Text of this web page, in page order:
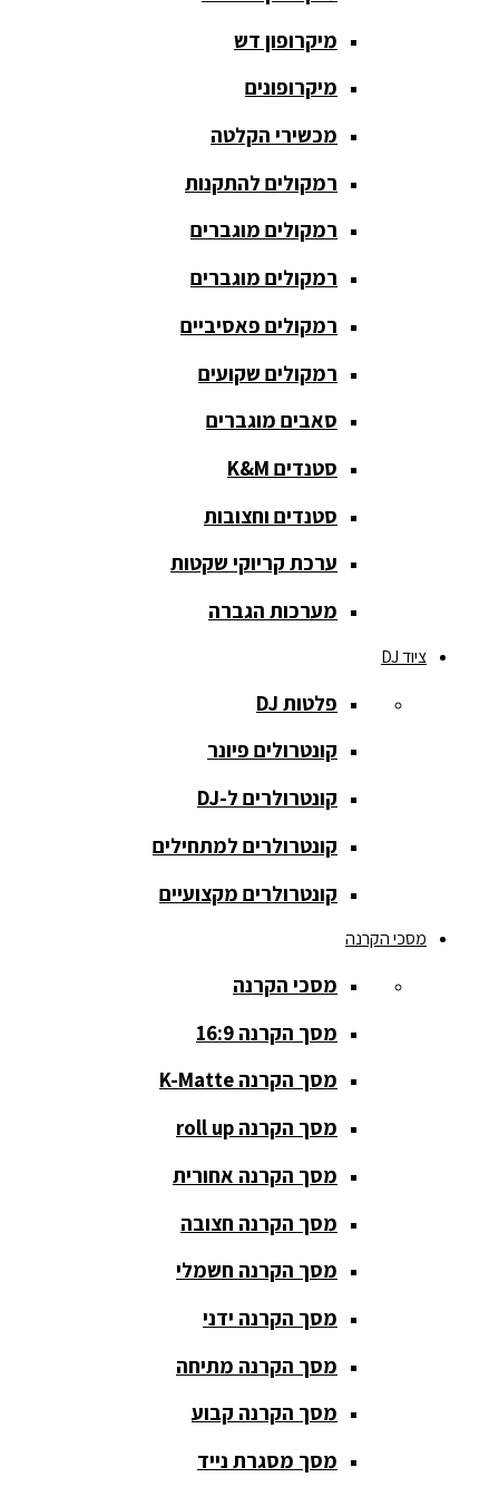
כריזה
ומגפונים
מדונה
אלחוטית
מיקסר
מוגברים
מיקרופון
הקלטה
רמקולים
רמקולים
מוגברים
רמקולים
שקועים
סאבים
וחצובות
ערכת קריוקי
שקטות
מערכות
הגברה
פלטות DJ
קונטרולים
פיונר
קונטרולרים
מיקרופון דש
מיקרופונים
מכשירי הקלטה
רמקולים להתקנות
רמקולים מוגברים
רמקולים מוגברים
רמקולים פאסיביים
רמקולים שקועים
סאבים מוגברים
סטנדים K&M
סטנדים וחצובות
ערכת קריוקי שקטות
מערכות הגברה
ציוד DJ
פלטות DJ
קונטרולים פיונר
קונטרולרים ל-DJ
קונטרולרים למתחילים
קונטרולרים מקצועיים
מסכי הקרנה
מסכי הקרנה
מסך הקרנה 16:9
מסך הקרנה K-Matte
מסך הקרנה roll up
מסך הקרנה אחורית
מסך הקרנה חצובה
מסך הקרנה חשמלי
מסך הקרנה ידני
מסך הקרנה מתיחה
מסך הקרנה קבוע
מסך מסגרת נייד